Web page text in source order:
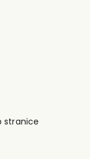
stranice